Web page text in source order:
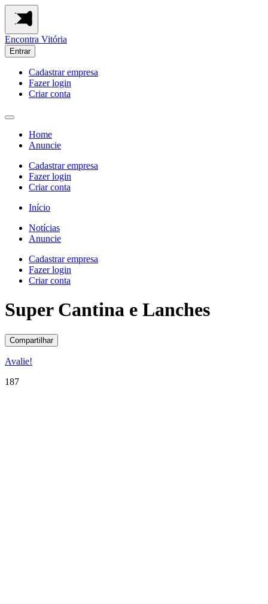
Encontra Vitória
Entrar
Cadastrar empresa
Fazer login
Criar conta
Home
Anuncie
Cadastrar empresa
Fazer login
Criar conta
Início
Notícias
Anuncie
Cadastrar empresa
Fazer login
Criar conta
Super Cantina e Lanches
Compartilhar
Avalie!
187